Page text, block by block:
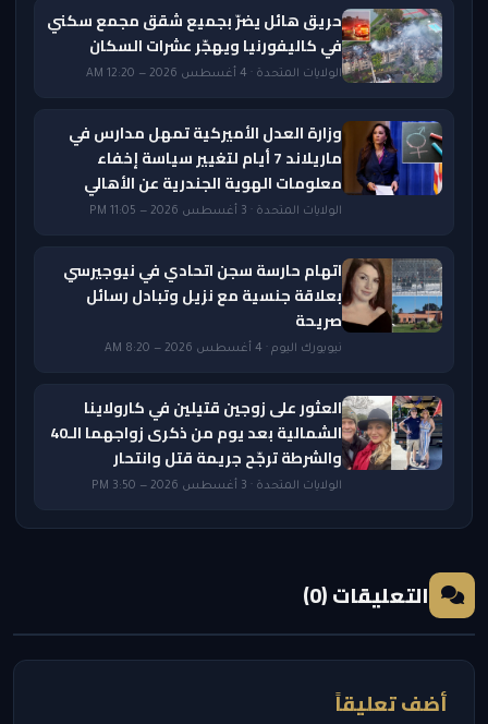
حريق هائل يضرّ بجميع شقق مجمع سكني
في كاليفورنيا ويهجّر عشرات السكان
الولايات المتحدة · 4 أغسطس 2026 — 12:20 AM
وزارة العدل الأميركية تمهل مدارس في
ماريلاند 7 أيام لتغيير سياسة إخفاء
معلومات الهوية الجندرية عن الأهالي
الولايات المتحدة · 3 أغسطس 2026 — 11:05 PM
اتهام حارسة سجن اتحادي في نيوجيرسي
بعلاقة جنسية مع نزيل وتبادل رسائل
صريحة
نيويورك اليوم · 4 أغسطس 2026 — 8:20 AM
العثور على زوجين قتيلين في كارولاينا
الشمالية بعد يوم من ذكرى زواجهما الـ40
والشرطة ترجّح جريمة قتل وانتحار
الولايات المتحدة · 3 أغسطس 2026 — 3:50 PM
التعليقات (0)
أضف تعليقاً